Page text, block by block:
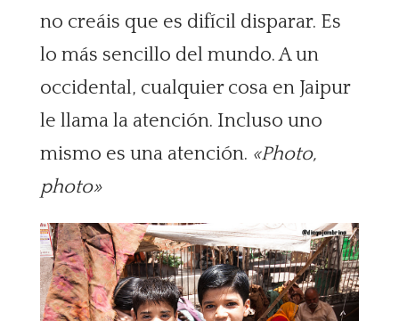
no creáis que es difícil disparar. Es
lo más sencillo del mundo. A un
occidental, cualquier cosa en Jaipur
le llama la atención. Incluso uno
mismo es una atención. «Photo,
photo»